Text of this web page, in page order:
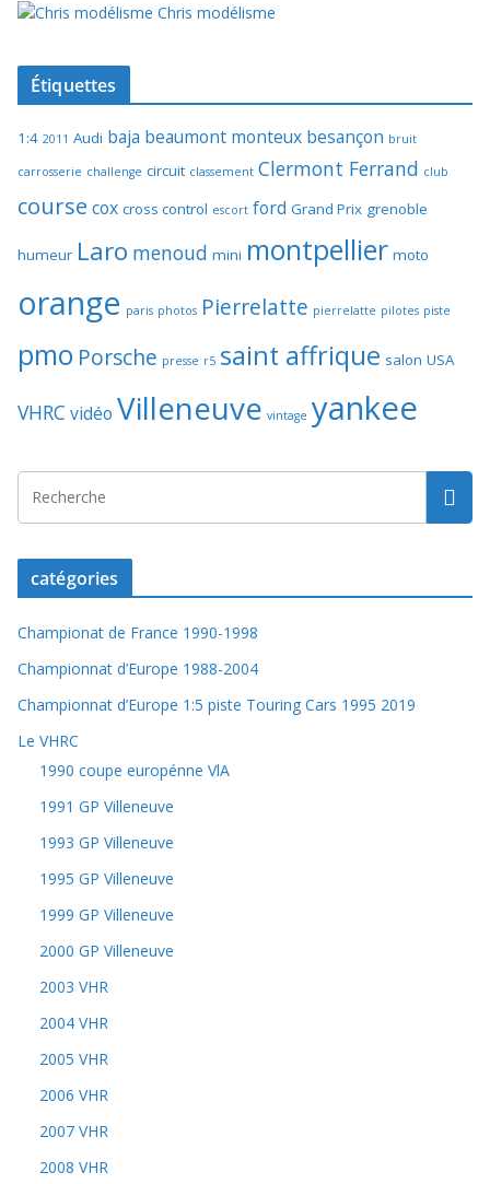
Chris modélisme
Étiquettes
1:4 2011 Audi baja beaumont monteux besançon bruit
carrosserie challenge circuit classement Clermont Ferrand club
course cox cross control escort ford Grand Prix grenoble
humeur Laro menoud mini montpellier moto
orange paris photos Pierrelatte pierrelatte pilotes piste
pmo Porsche presse r5 saint affrique salon USA
VHRC vidéo Villeneuve vintage yankee
catégories
Championat de France 1990-1998
Championnat d’Europe 1988-2004
Championnat d’Europe 1:5 piste Touring Cars 1995 2019
Le VHRC
1990 coupe europénne VlA
1991 GP Villeneuve
1993 GP Villeneuve
1995 GP Villeneuve
1999 GP Villeneuve
2000 GP Villeneuve
2003 VHR
2004 VHR
2005 VHR
2006 VHR
2007 VHR
2008 VHR